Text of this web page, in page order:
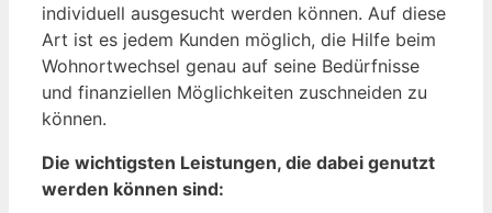
individuell ausgesucht werden können. Auf diese
Art ist es jedem Kunden möglich, die Hilfe beim
Wohnortwechsel genau auf seine Bedürfnisse
und finanziellen Möglichkeiten zuschneiden zu
können.
Die wichtigsten Leistungen, die dabei genutzt
werden können sind: